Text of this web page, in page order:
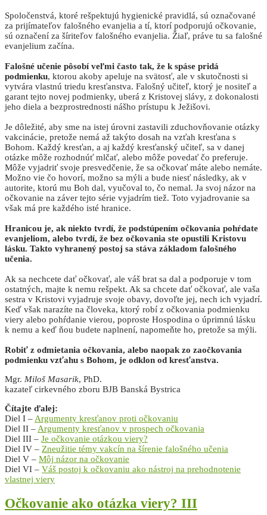
Spoločenstvá, ktoré rešpektujú hygienické pravidlá, sú označované
za prijímateľov falošného evanjelia a tí, ktorí podporujú očkovanie,
sú označení za šíriteľov falošného evanjelia. Žiaľ, práve tu sa falošné
evanjelium začína.
Falošné učenie pôsobí veľmi často tak, že k spáse pridá
podmienku, ktorou akoby apeluje na svätosť, ale v skutočnosti si
vytvára vlastnú triedu kresťanstva. Falošný učiteľ, ktorý je nositeľ a
garant tejto novej podmienky, uberá z Kristovej slávy, z dokonalosti
jeho diela a bezprostrednosti nášho prístupu k Ježišovi.
Je dôležité, aby sme na istej úrovni zastavili zduchovňovanie otázky
vakcinácie, pretože nemá až takýto dosah na vzťah kresťana s
Bohom. Každý kresťan, a aj každý kresťanský učiteľ, sa v danej
otázke môže rozhodnúť mlčať, alebo môže povedať čo preferuje.
Môže vyjadriť svoje presvedčenie, že sa očkovať máte alebo nemáte.
Možno vie čo hovorí, možno sa mýli a bude niesť následky, ak v
autorite, ktorú mu Boh dal, vyučoval to, čo nemal. Ja svoj názor na
očkovanie na záver tejto série vyjadrím tiež. Toto vyjadrovanie sa
však má pre každého isté hranice.
Hranicou je, ak niekto tvrdí, že podstúpením očkovania pohŕdate
evanjeliom, alebo tvrdí, že bez očkovania ste opustili Kristovu
lásku. Takto vyhranený postoj sa stáva základom falošného
učenia.
Ak sa nechcete dať očkovať, ale váš brat sa dal a podporuje v tom
ostatných, majte k nemu rešpekt. Ak sa chcete dať očkovať, ale vaša
sestra v Kristovi vyjadruje svoje obavy, dovoľte jej, nech ich vyjadrí.
Keď však narazíte na človeka, ktorý robí z očkovania podmienku
viery alebo pohŕdanie vierou, poproste Hospodina o úprimnú lásku
k nemu a keď ňou budete naplnení, napomeňte ho, pretože sa mýli.
Robiť z odmietania očkovania, alebo naopak zo zaočkovania
podmienku vzťahu s Bohom, je odklon od kresťanstva.
Mgr. Miloš Masarik, PhD.
kazateľ cirkevného zboru BJB Banská Bystrica
Čítajte ďalej:
Diel I – Argumenty kresťanov proti očkovaniu
Diel II – Argumenty kresťanov v prospech očkovania
Diel III – Je očkovanie otázkou viery?
Diel IV – Zneužitie témy vakcín na šírenie falošného učenia
Diel V – Môj názor na očkovanie
Diel VI – Váš postoj k očkovaniu ako nástroj na prehodnotenie
vlastnej viery
Očkovanie ako otázka viery? III